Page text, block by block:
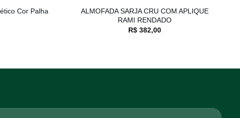
Cor Palha
ALMOFADA SARJA CRU COM APLIQUE
RAMI RENDADO
R$382,00